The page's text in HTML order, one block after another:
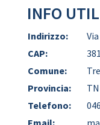
INFO
Indirizzo:
CAP:
Comune:
Provincia:
TN
Telefono:
Email: